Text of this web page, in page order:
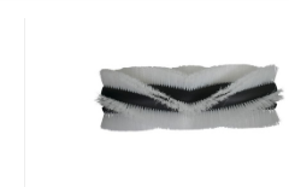
Kabel für
und